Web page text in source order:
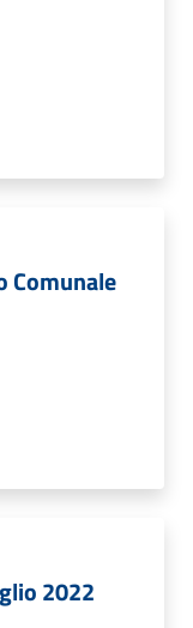
Comunale
2022